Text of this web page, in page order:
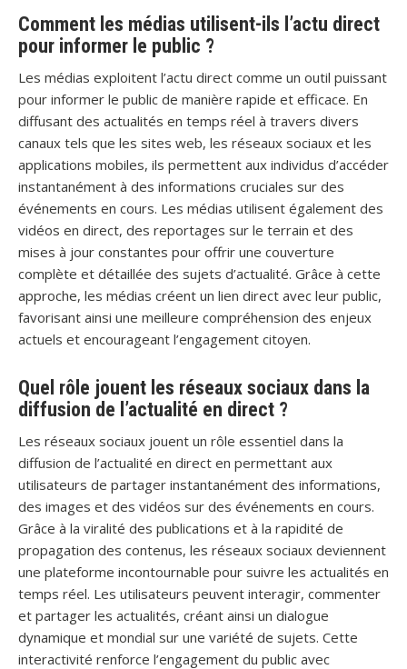
Comment les médias utilisent-ils l’actu direct
pour informer le public ?
Les médias exploitent l’actu direct comme un outil puissant
pour informer le public de manière rapide et efficace. En
diffusant des actualités en temps réel à travers divers
canaux tels que les sites web, les réseaux sociaux et les
applications mobiles, ils permettent aux individus d’accéder
instantanément à des informations cruciales sur des
événements en cours. Les médias utilisent également des
vidéos en direct, des reportages sur le terrain et des
mises à jour constantes pour offrir une couverture
complète et détaillée des sujets d’actualité. Grâce à cette
approche, les médias créent un lien direct avec leur public,
favorisant ainsi une meilleure compréhension des enjeux
actuels et encourageant l’engagement citoyen.
Quel rôle jouent les réseaux sociaux dans la
diffusion de l’actualité en direct ?
Les réseaux sociaux jouent un rôle essentiel dans la
diffusion de l’actualité en direct en permettant aux
utilisateurs de partager instantanément des informations,
des images et des vidéos sur des événements en cours.
Grâce à la viralité des publications et à la rapidité de
propagation des contenus, les réseaux sociaux deviennent
une plateforme incontournable pour suivre les actualités en
temps réel. Les utilisateurs peuvent interagir, commenter
et partager les actualités, créant ainsi un dialogue
dynamique et mondial sur une variété de sujets. Cette
interactivité renforce l’engagement du public avec